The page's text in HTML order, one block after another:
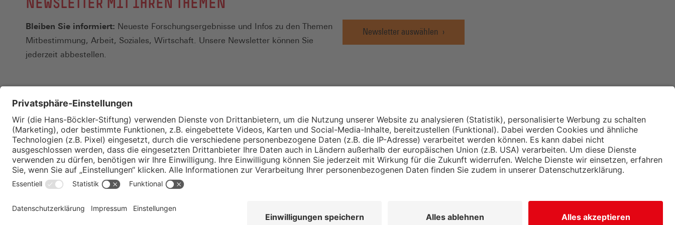
Bleiben Sie informiert: Neueste Forschungsergebnisse und Infos zu den Themen
Mitbestimmung, Arbeit, Soziales, Wirtschaft. Unsere Newsletter können Sie
jederzeit abbestellen.
Newsletter auswählen
Kontakt
Merkzettel
Impressum
Datenschutz
Wirtschafts- und
Sozialwissenschaftliches
Institut
Institut für Makroökonomie
und Konjunkturforschung